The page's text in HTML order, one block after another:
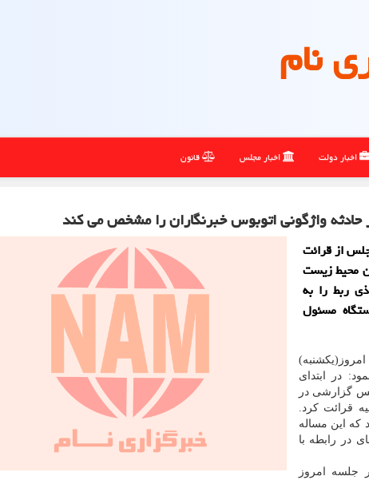
نام
اخبار دولت اخبار مجلس قانون
واژگونی اتوبوس خبرنگاران را مشخص می كند
از قرائت
محیط زیست
ربط را به
مسئول
در ابتدای
گزارشی در
قرائت کرد.
که این مساله
در رابطه با
جلسه امروز